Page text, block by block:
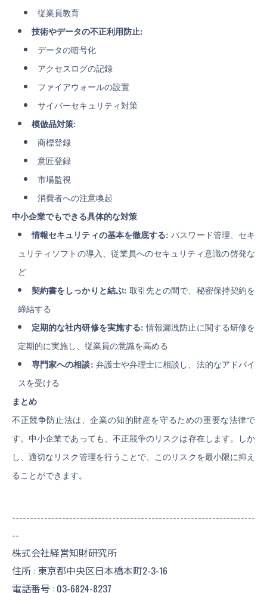
従業員教育
技術やデータの不正利用防止:
データの暗号化
アクセスログの記録
ファイアウォールの設置
サイバーセキュリティ対策
模倣品対策:
商標登録
意匠登録
市場監視
消費者への注意喚起
中小企業でもできる具体的な対策
情報セキュリティの基本を徹底する: パスワード管理、セキ
ュリティソフトの導入、従業員へのセキュリティ意識の啓発な
ど
契約書をしっかりと結ぶ: 取引先との間で、秘密保持契約を
締結する
定期的な社内研修を実施する: 情報漏洩防止に関する研修を
定期的に実施し、従業員の意識を高める
専門家への相談: 弁護士や弁理士に相談し、法的なアドバイ
スを受ける
まとめ
不正競争防止法は、企業の知的財産を守るための重要な法律で
す。中小企業であっても、不正競争のリスクは存在します。しか
し、適切なリスク管理を行うことで、このリスクを最小限に抑え
ることができます。
--------------------------------------------------------------------
--
株式会社経営知財研究所
住所 : 東京都中央区日本橋本町2-3-16
電話番号 : 03-6824-8237